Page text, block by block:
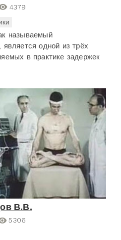
4379
называемый
одной из трёх
в практике задержек
В.В.
5306